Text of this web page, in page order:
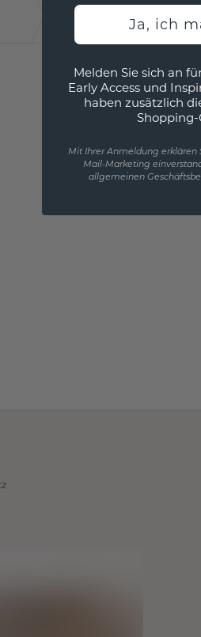
Ja, ich
Melden Sie sich an
Early Access und
haben zusätzlich
Mit Ihrer Anmeldung erklären
Mail-Marketing
allgemeinen